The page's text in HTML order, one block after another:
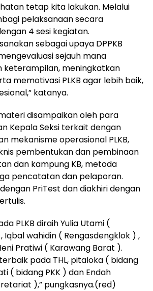
tetap kita lakukan. Melalui
pelaksanaan secara
4 sesi kegiatan.
sebagai upaya DPPKB
sejauh mana
keterampilan, meningkatkan
memotivasi PLKB agar lebih baik,
katanya.
disampaikan oleh para
Kepala Seksi terkait dengan
mekanisme operasional PLKB,
pembentukan dan pembinaan
dan kampung KB, metoda
pencatatan dan pelaporan.
PriTest dan diakhiri dengan
PLKB diraih Yulia Utami (
Iqbal wahidin ( Rengasdengklok ) ,
Pratiwi ( Karawang Barat ).
pada THL, pitaloka ( bidang
( bidang PKK ) dan Endah
),” pungkasnya.(red)